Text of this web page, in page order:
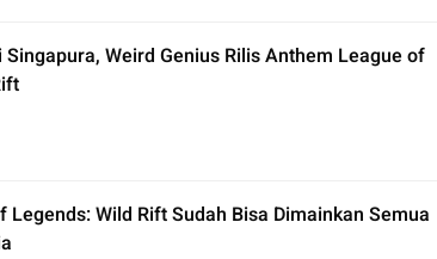
Weird Genius Rilis Anthem League of
Legends: Wild Rift Sudah Bisa Dimainkan Semua